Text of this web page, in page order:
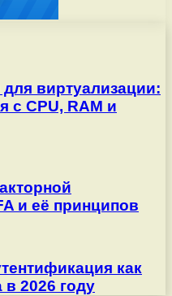
виртуализации:
с CPU, RAM и
и её принципов
как
в 2026 году